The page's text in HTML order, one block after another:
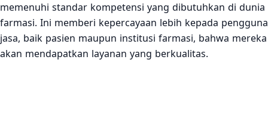
memenuhi standar kompetensi yang dibutuhkan di dunia
farmasi. Ini memberi kepercayaan lebih kepada pengguna
jasa, baik pasien maupun institusi farmasi, bahwa mereka
akan mendapatkan layanan yang berkualitas.